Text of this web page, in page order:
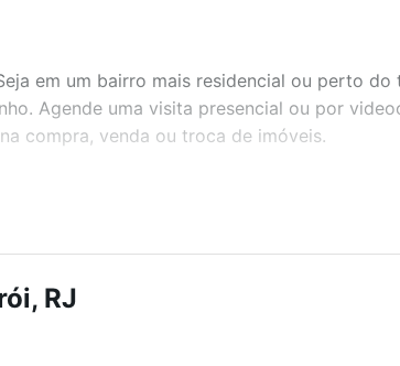
em um bairro mais residencial ou perto do
Agende uma visita presencial ou por
compra, venda ou troca de imóveis.
academia, salão de festas ou área
RJ